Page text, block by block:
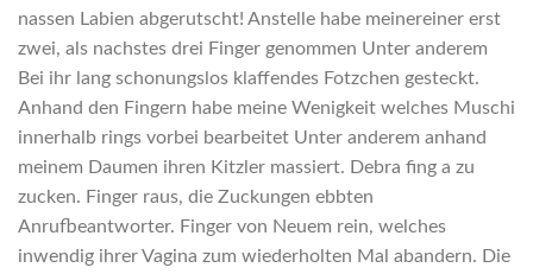
nassen Labien abgerutscht! Anstelle habe meinereiner erst
zwei, als nachstes drei Finger genommen Unter anderem
Bei ihr lang schonungslos klaffendes Fotzchen gesteckt.
Anhand den Fingern habe meine Wenigkeit welches Muschi
innerhalb rings vorbei bearbeitet Unter anderem anhand
meinem Daumen ihren Kitzler massiert. Debra fing a zu
zucken. Finger raus, die Zuckungen ebbten
Anrufbeantworter. Finger von Neuem rein, welches
inwendig ihrer Vagina zum wiederholten Mal abandern. Die